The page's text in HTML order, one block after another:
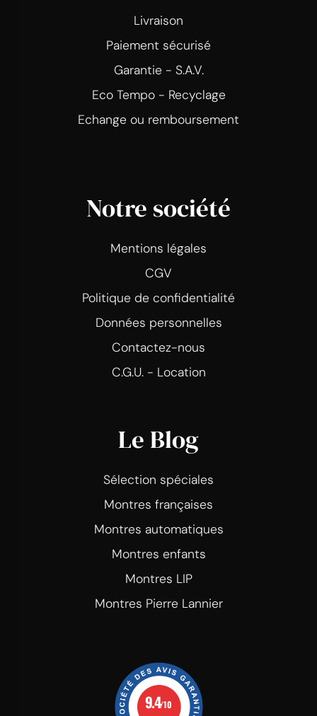
Livraison
Paiement sécurisé
Garantie - S.A.V.
Eco Tempo - Recyclage
Echange ou remboursement
Notre société
Mentions légales
CGV
Politique de confidentialité
Données personnelles
Contactez-nous
C.G.U. - Location
Le Blog
Sélection spéciales
Montres françaises
Montres automatiques
Montres enfants
Montres LIP
Montres Pierre Lannier
9.4/10